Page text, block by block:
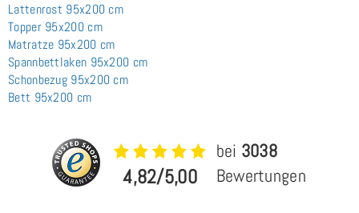
Lattenrost 95x200 cm
Topper 95x200 cm
Matratze 95x200 cm
Spannbettlaken 95x200 cm
Schonbezug 95x200 cm
Bett 95x200 cm
4,82/5,00
bei 3038
Bewertungen